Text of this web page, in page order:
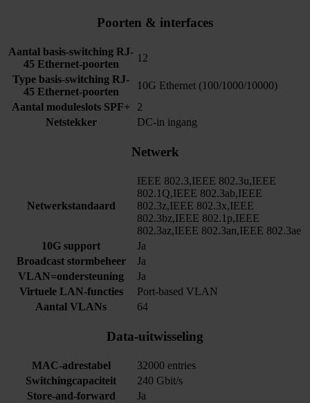
Poorten & interfaces
Aantal basis-switching RJ-
45 Ethernet-poorten
12
Type basis-switching RJ-
45 Ethernet-poorten
10G Ethernet (100/1000/10000)
Aantal moduleslots SPF+
2
Netstekker
DC-in ingang
Netwerk
Netwerkstandaard
IEEE 802.3,IEEE 802.3u,IEEE
802.1Q,IEEE 802.3ab,IEEE
802.3z,IEEE 802.3x,IEEE
802.3bz,IEEE 802.1p,IEEE
802.3az,IEEE 802.3an,IEEE 802.3ae
10G support
Ja
Broadcast stormbeheer
Ja
VLAN=ondersteuning
Ja
Virtuele LAN-functies
Port-based VLAN
Aantal VLANs
64
Data-uitwisseling
MAC-adrestabel
32000 entries
Switchingcapaciteit
240 Gbit/s
Store-and-forward
Ja